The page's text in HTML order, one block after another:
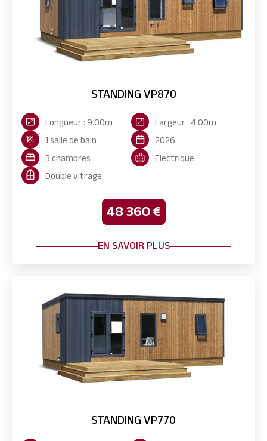
STANDING VP870
Longueur : 9.00m
Largeur : 4.00m
1 salle de bain
2026
3 chambres
Electrique
Double vitrage
48 360 €
EN SAVOIR PLUS
STANDING VP770